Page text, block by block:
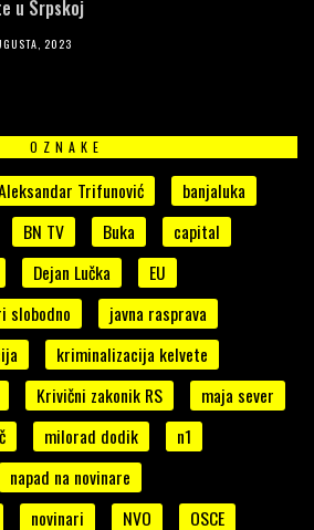
u Srpskoj
2023
OZNAKE
Trifunović
banjaluka
BN TV Buka
capital
Dejan Lučka
EU
slobodno
javna rasprava
kriminalizacija kelvete
Krivični zakonik RS
maja sever
milorad dodik
n1
napad na novinare
novinari NVO OSCE